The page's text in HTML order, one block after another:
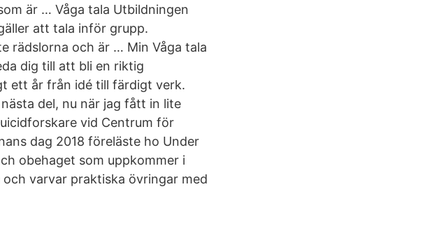
är … Våga tala Utbildningen
att tala inför grupp.
rädslorna och är … Min Våga tala
dig till att bli en riktig
ett år från idé till färdigt verk.
del, nu när jag fått in lite
vid Centrum för
dag 2018 föreläste ho Under
obehaget som uppkommer i
varvar praktiska övringar med